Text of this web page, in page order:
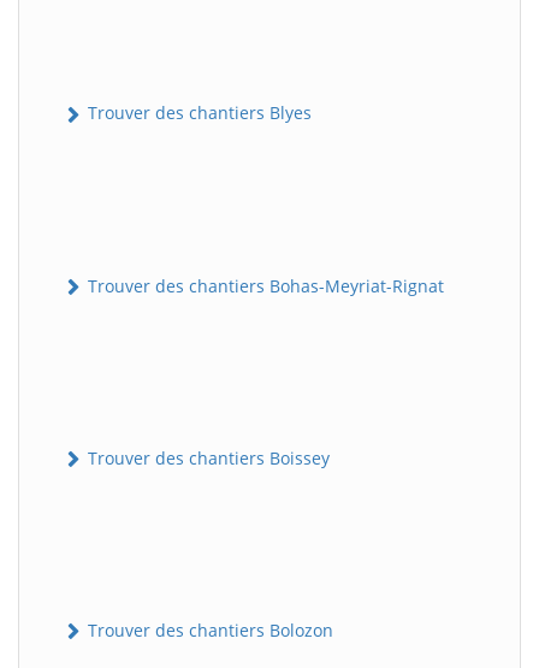
Trouver des chantiers Blyes
Trouver des chantiers Bohas-Meyriat-Rignat
Trouver des chantiers Boissey
Trouver des chantiers Bolozon